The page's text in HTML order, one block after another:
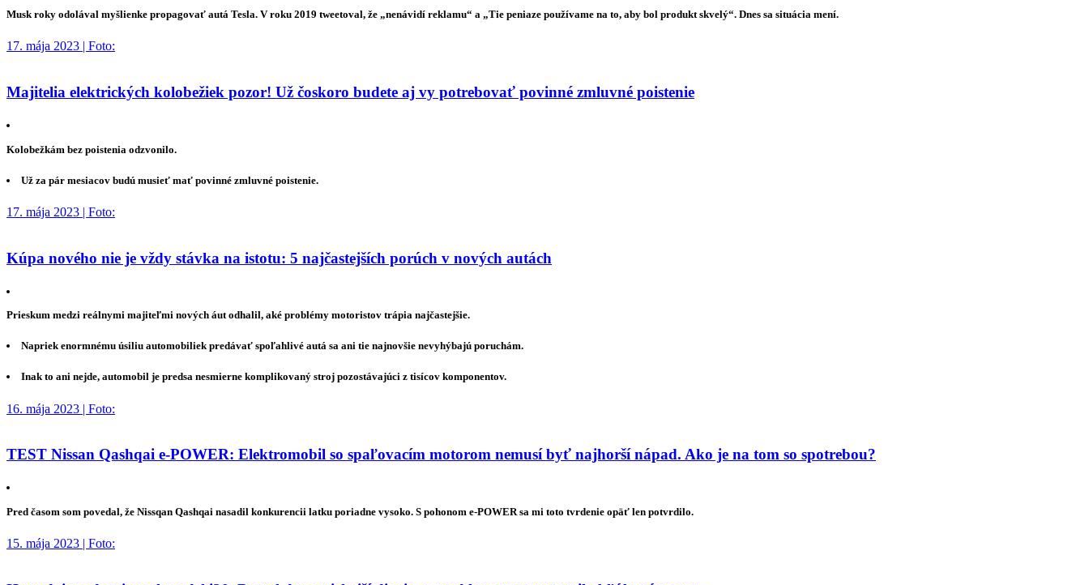
Musk roky odolával myšlienke propagovať autá Tesla. V roku 2019 tweetoval, že „nenávidí reklamu“ a „Tie peniaze používame na to, aby bol produkt skvelý“. Dnes sa situácia mení.
17. mája 2023 | Foto:
Majitelia elektrických kolobežiek pozor! Už čoskoro budete aj vy potrebovať povinné zmluvné poistenie
Kolobežkám bez poistenia odzvonilo.
Už za pár mesiacov budú musieť mať povinné zmluvné poistenie.
17. mája 2023 | Foto:
Kúpa nového nie je vždy stávka na istotu: 5 najčastejších porúch v nových autách
Prieskum medzi reálnymi majiteľmi nových áut odhalil, aké problémy motoristov trápia najčastejšie.
Napriek enormnému úsiliu automobiliek predávať spoľahlivé autá sa ani tie najnovšie nevyhýbajú poruchám.
Inak to ani nejde, automobil je predsa nesmierne komplikovaný stroj pozostávajúci z tisícov komponentov.
16. mája 2023 | Foto:
TEST Nissan Qashqai e-POWER: Elektromobil so spaľovacím motorom nemusí byť najhorší nápad. Ako je na tom so spotrebou?
Pred časom som povedal, že Nissqan Qashqai nasadil konkurencii latku poriadne vysoko. S pohonom e-POWER sa mi toto tvrdenie opäť len potvrdilo.
15. mája 2023 | Foto: